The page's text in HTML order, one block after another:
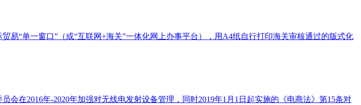
易“单一窗口”（或“互联网+海关”一体化网上办事平台），用A4纸自行打印海关审核通过的版式化
会在2016年-2020年加强对无线电发射设备管理，同时2019年1月1日起实施的《电商法》第15条对